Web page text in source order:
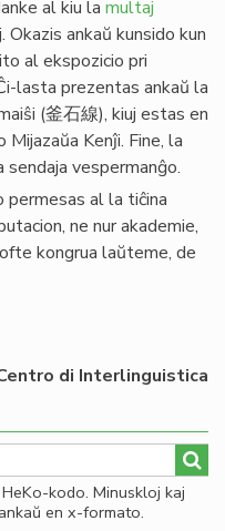
al kiu la multaj
ankaŭ kunsido kun
al ekspozicio pri
lasta prezentas ankaŭ la
(釜石線), kiuj estas en
Kenĵi. Fine, la
vespermanĝo.
al la tiĉina
ne nur akademie,
kongrua laŭteme, de
di Interlinguistica
kodo. Minuskloj kaj
en x-formato.